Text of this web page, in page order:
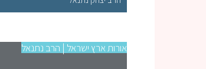
אורות ארץ ישראל | הרב נתנאל